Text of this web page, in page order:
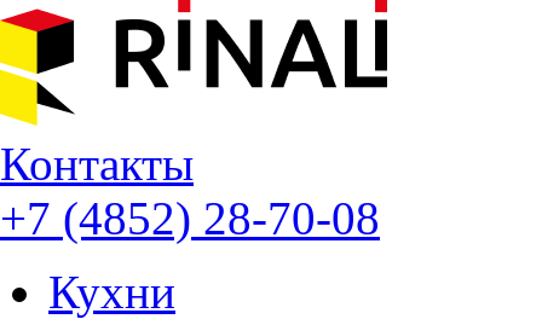
Контакты
+7 (4852) 28-70-08
Кухни